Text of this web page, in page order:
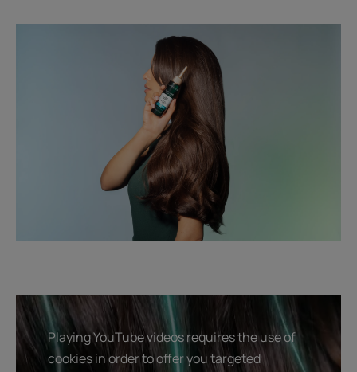
Playing YouTube videos requires the use of
cookies in order to offer you targeted